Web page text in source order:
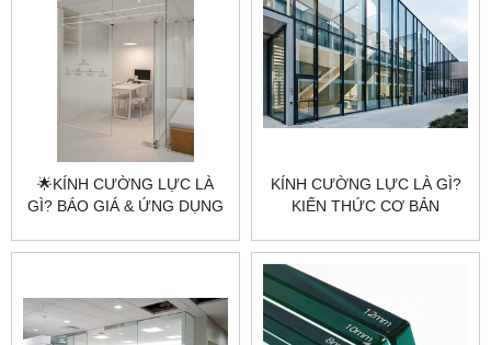
🌟KÍNH CƯỜNG LỰC LÀ
GÌ? BÁO GIÁ & ỨNG DỤNG
NHẤT 2025
KÍNH CƯỜNG LỰC LÀ GÌ?
KIẾN THỨC CƠ BẢN
CITYBUILDING